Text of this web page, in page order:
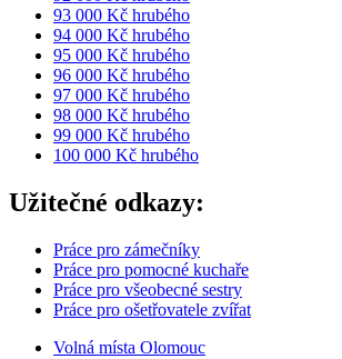
93 000 Kč hrubého
94 000 Kč hrubého
95 000 Kč hrubého
96 000 Kč hrubého
97 000 Kč hrubého
98 000 Kč hrubého
99 000 Kč hrubého
100 000 Kč hrubého
Užitečné odkazy:
Práce pro zámečníky
Práce pro pomocné kuchaře
Práce pro všeobecné sestry
Práce pro ošetřovatele zvířat
Volná místa Olomouc